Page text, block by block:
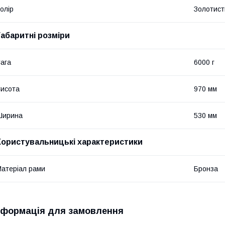
розміри
6000 г
970 мм
530 мм
характеристики
рами Бронза
для замовлення